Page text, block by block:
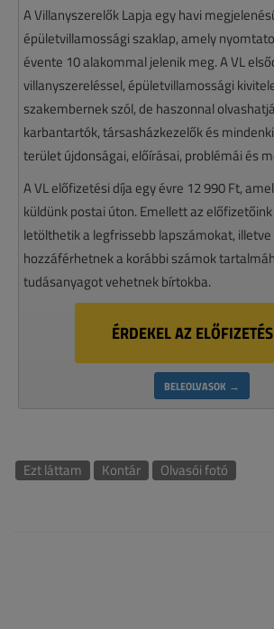
A Villanyszerelők Lapja egy havi
épületvillamossági szaklap, amely
évente 10 alakommal jelenik meg. A VL
villanyszereléssel, épületvillamossági
szakembernek szól, de haszonnal
karbantartók, társasházkezelők és
terület újdonságai, előírásai, problémái és
A VL előfizetési díja egy évre 12 990 Ft,
küldünk postai úton. Emellett az
letölthetik a legfrissebb lapszámokat,
hozzáférhetnek a korábbi számok
tudásanyagot vehetnek bírtokba.
ÉRDEKEL AZ
BELEOLVASOK →
Ezt láttam Kontár Olvasói fotó